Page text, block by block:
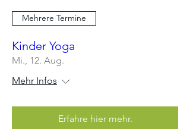
Mehrere Termine
Kinder Yoga
Mi., 12. Aug.
Mehr Infos
Erfahre hier mehr.